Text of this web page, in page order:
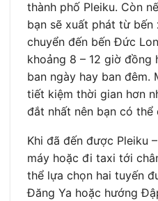
thành phố Pleiku. Còn
bạn sẽ xuất phát từ
chuyển đến bến Đức
khoảng 8 – 12 giờ
ban ngày hay ban đêm.
tiết kiệm thời gian hơn
đắt nhất nên bạn có thể
Khi đã đến được Pleiku
máy hoặc đi taxi tới
thể lựa chọn hai tuyến
Đăng Ya hoặc hướng